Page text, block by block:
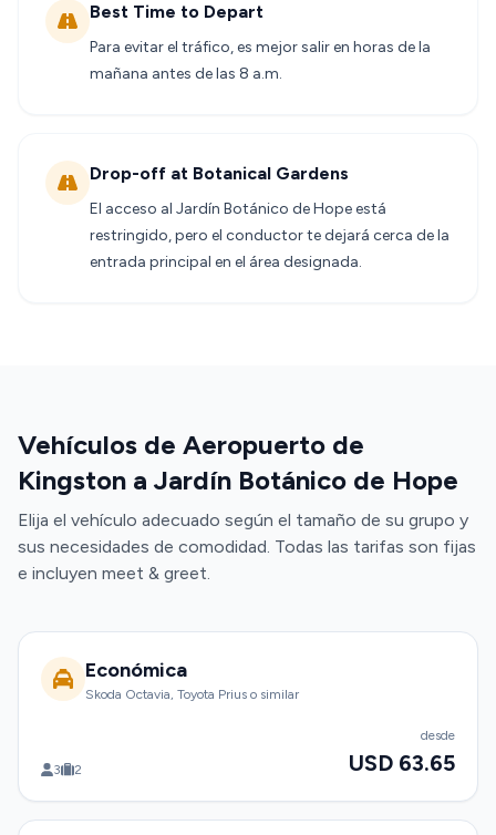
Best Time to Depart
Para evitar el tráfico, es mejor salir en horas de la
mañana antes de las 8 a.m.
Drop-off at Botanical Gardens
El acceso al Jardín Botánico de Hope está
restringido, pero el conductor te dejará cerca de la
entrada principal en el área designada.
Vehículos de Aeropuerto de
Kingston a Jardín Botánico de Hope
Elija el vehículo adecuado según el tamaño de su grupo y
sus necesidades de comodidad. Todas las tarifas son fijas
e incluyen meet & greet.
Económica
Skoda Octavia, Toyota Prius o similar
3 2
desde
USD 63.65